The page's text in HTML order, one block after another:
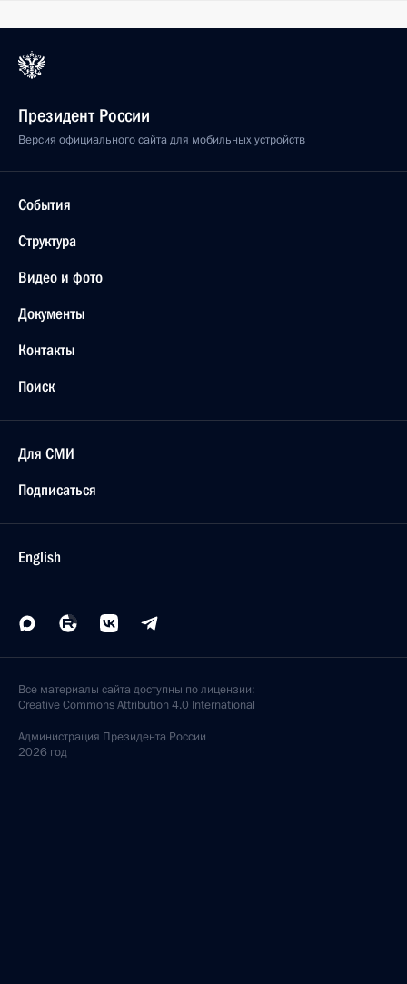
Президент России
Версия официального сайта для мобильных устройств
События
Структура
Видео и фото
Документы
Контакты
Поиск
Для СМИ
Подписаться
English
Все материалы сайта доступны по лицензии:
Creative Commons Attribution 4.0 International
Администрация Президента России
2026 год